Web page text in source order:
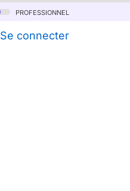
professionnel
Se connecter